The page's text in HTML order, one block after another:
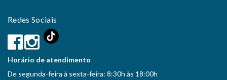
Redes Sociais
Horário de atendimento
De segunda-feira à sexta-feira: 8:30h às 18:00h